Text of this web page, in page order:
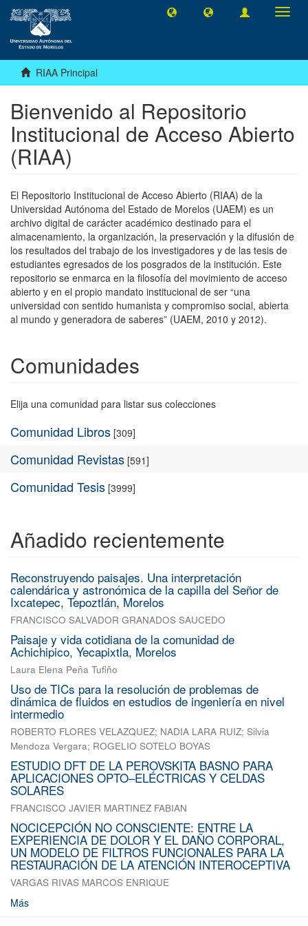
RIAA Principal
Bienvenido al Repositorio
Institucional de Acceso Abierto
(RIAA)
El Repositorio Institucional de Acceso Abierto (RIAA) de la
Universidad Autónoma del Estado de Morelos (UAEM) es un
archivo digital de carácter académico destinado para el
almacenamiento, la organización, la preservación y la difusión de
los resultados del trabajo de los investigadores y de las tesis de
estudiantes egresados de los posgrados de la institución. Este
repositorio se enmarca en la filosofía del movimiento de acceso
abierto y en el propio mandato institucional de ser “una
universidad con sentido humanista y compromiso social, abierta
al mundo y generadora de saberes” (UAEM, 2010 y 2012).
Comunidades
Elija una comunidad para listar sus colecciones
Comunidad Libros [309]
Comunidad Revistas [591]
Comunidad Tesis [3999]
Añadido recientemente
Reconstruyendo paisajes. Una interpretación
calendárica y astronómica de la capilla del Señor de
Ixcatepec, Tepoztlán, Morelos
FRANCISCO SALVADOR GRANADOS SAUCEDO
Paisaje y vida cotidiana de la comunidad de
Achichipico, Yecapixtla, Morelos
Laura Elena Peña Tufiño
Uso de TICs para la resolución de problemas de
dinámica de fluidos en estudios de ingeniería en nivel
intermedio
ROBERTO FLORES VELAZQUEZ; NADIA LARA RUIZ; Silvia
Mendoza Vergara; ROGELIO SOTELO BOYAS
ESTUDIO DFT DE LA PEROVSKITA BASNO PARA
APLICACIONES OPTO–ELÉCTRICAS Y CELDAS
SOLARES
FRANCISCO JAVIER MARTINEZ FABIAN
NOCICEPCIÓN NO CONSCIENTE: ENTRE LA
EXPERIENCIA DE DOLOR Y EL DAÑO CORPORAL,
UN MODELO DE FILTROS FUNCIONALES PARA LA
RESTAURACIÓN DE LA ATENCIÓN INTEROCEPTIVA
VARGAS RIVAS MARCOS ENRIQUE
Más